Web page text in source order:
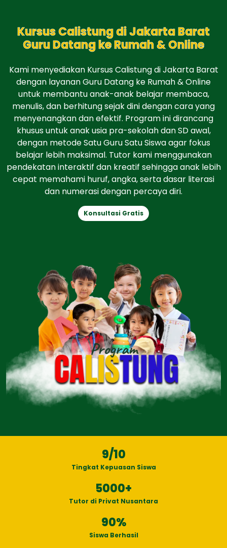
Kursus Calistung di Jakarta Barat
Guru Datang ke Rumah & Online
Kami menyediakan Kursus Calistung di Jakarta Barat
dengan layanan Guru Datang ke Rumah & Online
untuk membantu anak-anak belajar membaca,
menulis, dan berhitung sejak dini dengan cara yang
menyenangkan dan efektif. Program ini dirancang
khusus untuk anak usia pra-sekolah dan SD awal,
dengan metode Satu Guru Satu Siswa agar fokus
belajar lebih maksimal. Tutor kami menggunakan
pendekatan interaktif dan kreatif sehingga anak lebih
cepat memahami huruf, angka, serta dasar literasi
dan numerasi dengan percaya diri.
Konsultasi Gratis
9/10
Tingkat Kepuasan Siswa
5000+
Tutor di Privat Nusantara
90%
Siswa Berhasil